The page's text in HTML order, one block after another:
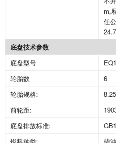
m,
任
底盘技术参数
底盘型号
轮胎数
6
轮胎规格:
前轮距:
底盘排放标准:
燃料种类: 柴油